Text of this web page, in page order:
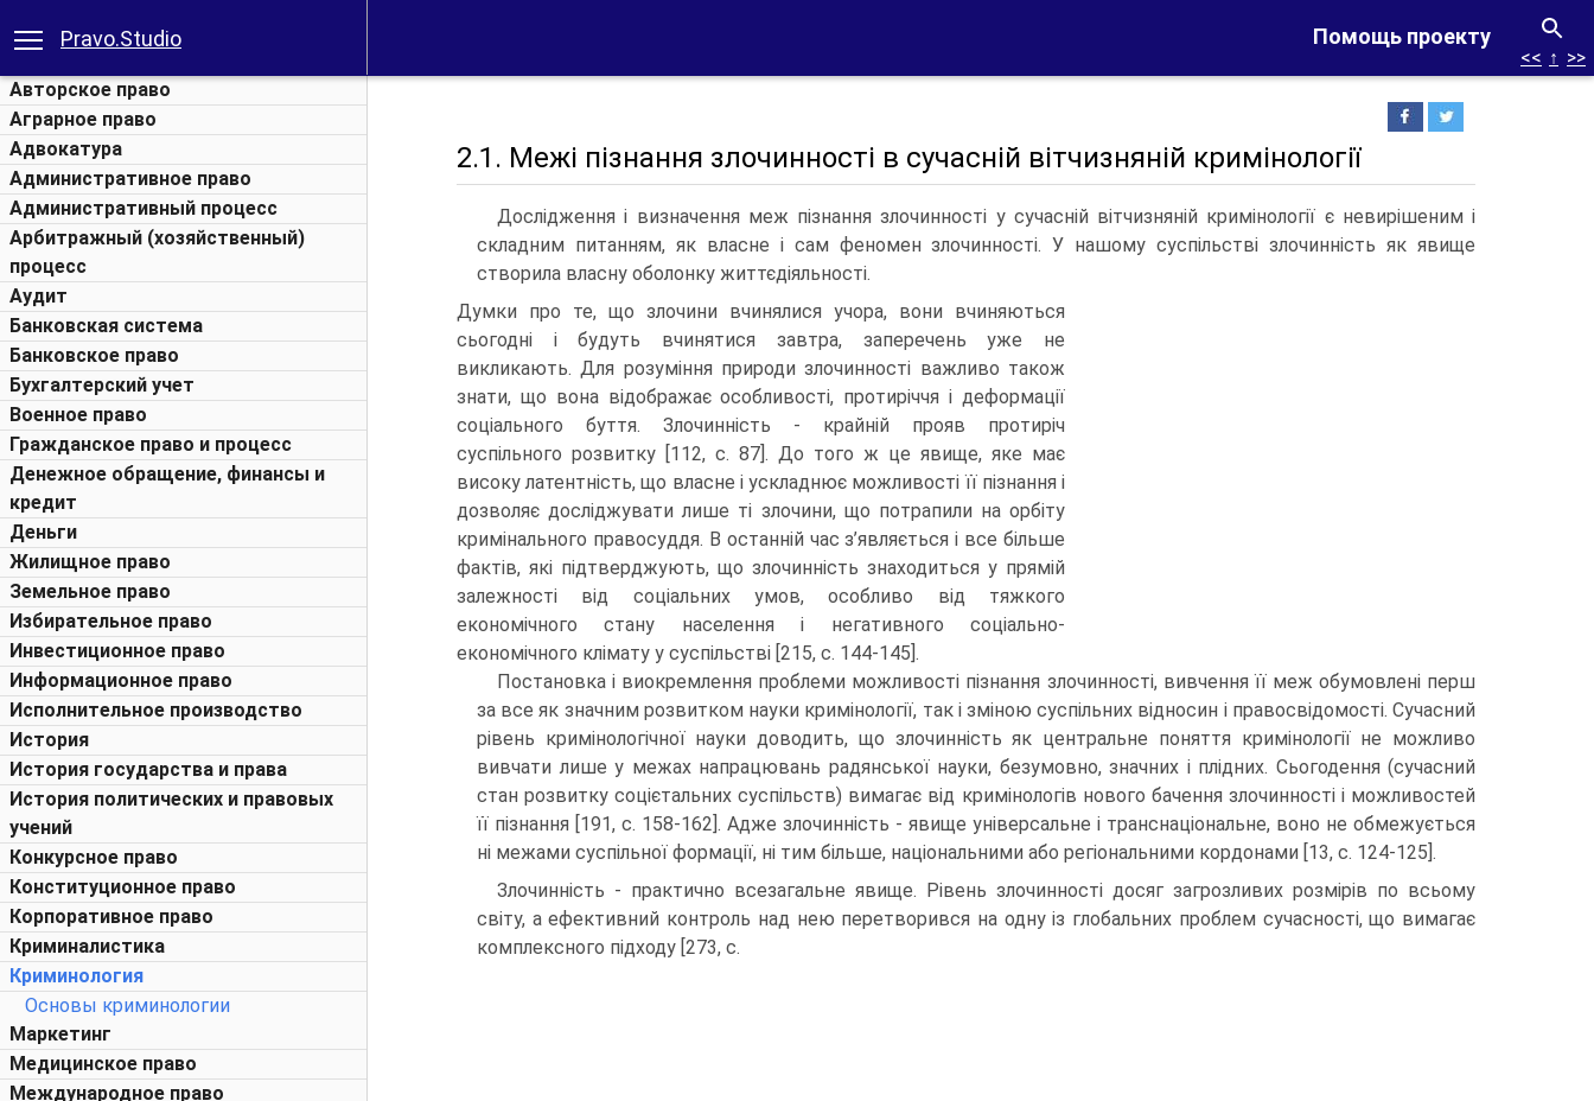
Помощь проекту
Pravo.Studio
Авторское право
Аграрное право
Адвокатура
Административное право
Административный процесс
Арбитражный (хозяйственный)
процесс
Аудит
Банковская система
Банковское право
Бухгалтерский учет
Военное право
Гражданское право и процесс
Денежное обращение, финансы и
кредит
Деньги
Жилищное право
Земельное право
Избирательное право
Инвестиционное право
Информационное право
Исполнительное производство
История
История государства и права
История политических и правовых
учений
Конкурсное право
Конституционное право
Корпоративное право
Криминалистика
Криминология
Основы криминологии
Маркетинг
Медицинское право
Международное право
<< ↑ >>
2.1. Межі пізнання злочинності в сучасній вітчизняній кримінології
Дослідження і визначення меж пізнання злочинності у сучасній вітчизняній кримінології є невирішеним і
складним питанням, як власне і сам феномен злочинності. У нашому суспільстві злочинність як явище
створила власну оболонку життєдіяльності.
Думки про те, що злочини вчинялися учора, вони вчиняються
сьогодні і будуть вчинятися завтра, заперечень уже не
викликають. Для розуміння природи злочинності важливо також
знати, що вона відображає особливості, протиріччя і деформації
соціального буття. Злочинність - крайній прояв протиріч
суспільного розвитку [112, с. 87]. До того ж це явище, яке має
високу латентність, що власне і ускладнює можливості її пізнання і
дозволяє досліджувати лише ті злочини, що потрапили на орбіту
кримінального правосуддя. В останній час з’являється і все більше
фактів, які підтверджують, що злочинність знаходиться у прямій
залежності від соціальних умов, особливо від тяжкого
економічного стану населення і негативного соціально-
економічного клімату у суспільстві [215, с. 144-145].
Постановка і виокремлення проблеми можливості пізнання злочинності, вивчення її меж обумовлені перш
за все як значним розвитком науки кримінології, так і зміною суспільних відносин і правосвідомості. Сучасний
рівень кримінологічної науки доводить, що злочинність як центральне поняття кримінології не можливо
вивчати лише у межах напрацювань радянської науки, безумовно, значних і плідних. Сьогодення (сучасний
стан розвитку соцієтальних суспільств) вимагає від кримінологів нового бачення злочинності і можливостей
її пізнання [191, с. 158-162]. Адже злочинність - явище універсальне і транснаціональне, воно не обмежується
ні межами суспільної формації, ні тим більше, національними або регіональними кордонами [13, с. 124-125].
Злочинність - практично всезагальне явище. Рівень злочинності досяг загрозливих розмірів по всьому
світу, а ефективний контроль над нею перетворився на одну із глобальних проблем сучасності, що вимагає
комплексного підходу [273, с.